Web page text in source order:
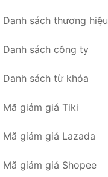
Danh sách thương hiệu
Danh sách công ty
Danh sách từ khóa
Mã giảm giá Tiki
Mã giảm giá Lazada
Mã giảm giá Shopee